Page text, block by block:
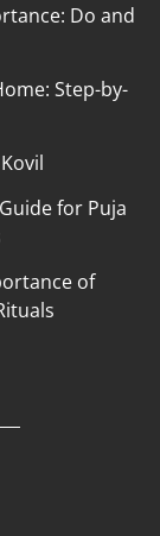
Do and
Step-by-
for Puja
of